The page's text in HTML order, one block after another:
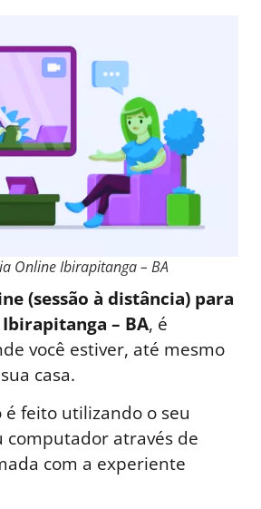
Online Ibirapitanga – BA
(sessão à distância) para
– BA, é
você estiver, até mesmo
casa.
feito utilizando o seu
computador através de
com a experiente